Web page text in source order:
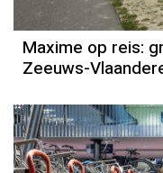
Maxime op reis:
Zeeuws-